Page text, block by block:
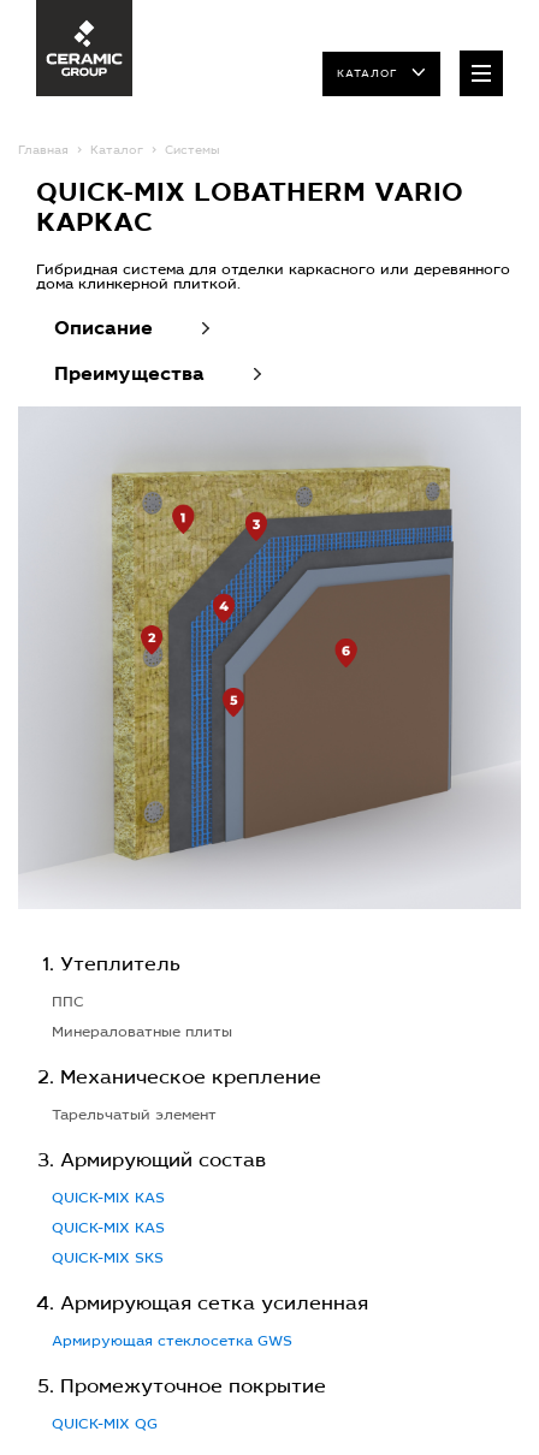
КАТАЛОГ
Главная Каталог Системы
QUICK-MIX LOBATHERM VARIO
КАРКАС
Гибридная система для отделки каркасного или деревянного
дома клинкерной плиткой.
Утеплитель
ППС
Минераловатные плиты
Механическое крепление
Тарельчатый элемент
Армирующий состав
QUICK-MIX KAS
QUICK-MIX KAS
QUICK-MIX SKS
Армирующая сетка усиленная
Армирующая стеклосетка GWS
Промежуточное покрытие
QUICK-MIX QG
Преимущества
Описание